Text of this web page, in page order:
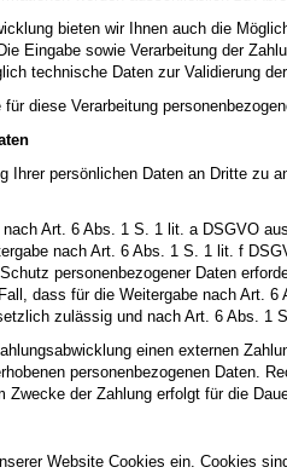
bieten wir Ihnen auch die
Eingabe sowie Verarbeitung der
technische Daten zur Validierung
für diese Verarbeitung
Ihrer persönlichen Daten an Dritte zu
Art. 6 Abs. 1 S. 1 lit. a DSGVO
nach Art. 6 Abs. 1 S. 1 lit. f
personenbezogener Daten
dass für die Weitergabe nach Art.
zulässig und nach Art. 6 Abs. 1
einen externen
personenbezogenen Daten.
Zwecke der Zahlung erfolgt für die
Website Cookies ein. Cookies